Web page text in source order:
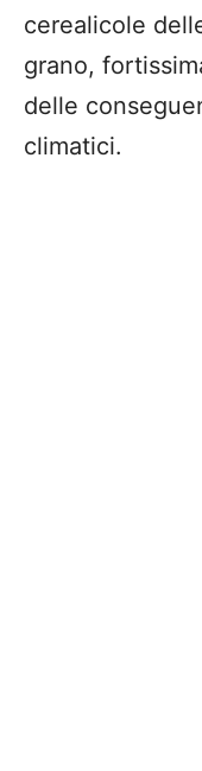
cerealicole
grano,
delle
climatici.